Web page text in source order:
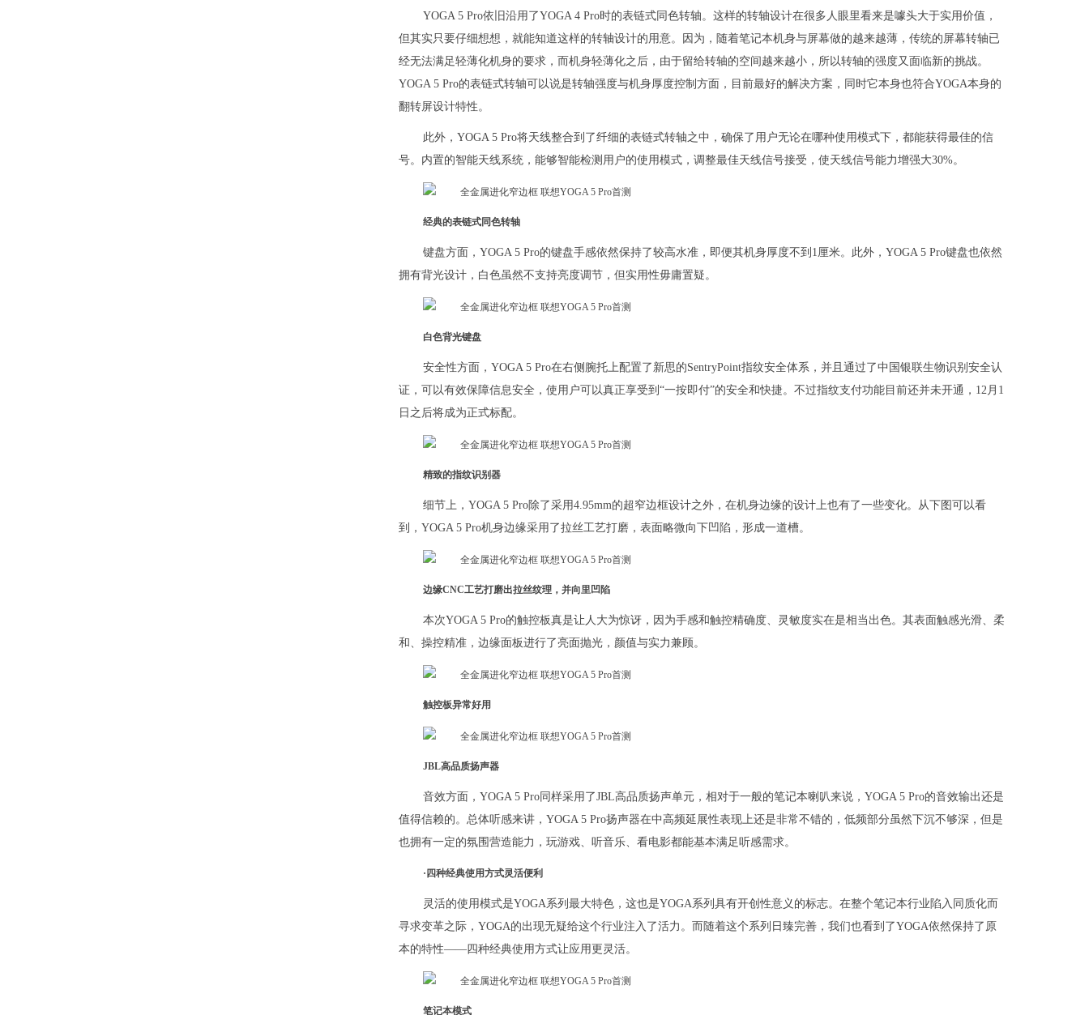
YOGA 5 Pro依旧沿用了YOGA 4 Pro时的表链式同色转轴。这样的转轴设计在很多人眼里看来是噱头大于实用价值，
但其实只要仔细想想，就能知道这样的转轴设计的用意。因为，随着笔记本机身与屏幕做的越来越薄，传统的屏幕转轴已
经无法满足轻薄化机身的要求，而机身轻薄化之后，由于留给转轴的空间越来越小，所以转轴的强度又面临新的挑战。
YOGA 5 Pro的表链式转轴可以说是转轴强度与机身厚度控制方面，目前最好的解决方案，同时它本身也符合YOGA本身的
翻转屏设计特性。
此外，YOGA 5 Pro将天线整合到了纤细的表链式转轴之中，确保了用户无论在哪种使用模式下，都能获得最佳的信
号。内置的智能天线系统，能够智能检测用户的使用模式，调整最佳天线信号接受，使天线信号能力增强大30%。
经典的表链式同色转轴
键盘方面，YOGA 5 Pro的键盘手感依然保持了较高水准，即便其机身厚度不到1厘米。此外，YOGA 5 Pro键盘也依然
拥有背光设计，白色虽然不支持亮度调节，但实用性毋庸置疑。
白色背光键盘
安全性方面，YOGA 5 Pro在右侧腕托上配置了新思的SentryPoint指纹安全体系，并且通过了中国银联生物识别安全认
证，可以有效保障信息安全，使用户可以真正享受到“一按即付”的安全和快捷。不过指纹支付功能目前还并未开通，12月1
日之后将成为正式标配。
精致的指纹识别器
细节上，YOGA 5 Pro除了采用4.95mm的超窄边框设计之外，在机身边缘的设计上也有了一些变化。从下图可以看
到，YOGA 5 Pro机身边缘采用了拉丝工艺打磨，表面略微向下凹陷，形成一道槽。
边缘CNC工艺打磨出拉丝纹理，并向里凹陷
本次YOGA 5 Pro的触控板真是让人大为惊讶，因为手感和触控精确度、灵敏度实在是相当出色。其表面触感光滑、柔
和、操控精准，边缘面板进行了亮面抛光，颜值与实力兼顾。
触控板异常好用
JBL高品质扬声器
音效方面，YOGA 5 Pro同样采用了JBL高品质扬声单元，相对于一般的笔记本喇叭来说，YOGA 5 Pro的音效输出还是
值得信赖的。总体听感来讲，YOGA 5 Pro扬声器在中高频延展性表现上还是非常不错的，低频部分虽然下沉不够深，但是
也拥有一定的氛围营造能力，玩游戏、听音乐、看电影都能基本满足听感需求。
·四种经典使用方式灵活便利
灵活的使用模式是YOGA系列最大特色，这也是YOGA系列具有开创性意义的标志。在整个笔记本行业陷入同质化而
寻求变革之际，YOGA的出现无疑给这个行业注入了活力。而随着这个系列日臻完善，我们也看到了YOGA依然保持了原
本的特性——四种经典使用方式让应用更灵活。
笔记本模式